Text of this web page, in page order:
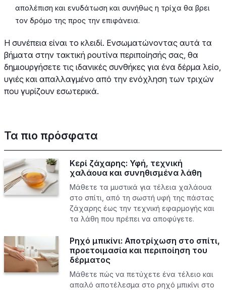
απολέπιση και ενυδάτωση και συνήθως η τρίχα θα βρει
τον δρόμο της προς την επιφάνεια.
Η συνέπεια είναι το κλειδί. Ενσωματώνοντας αυτά τα
βήματα στην τακτική ρουτίνα περιποίησής σας, θα
δημιουργήσετε τις ιδανικές συνθήκες για ένα δέρμα λείο,
υγιές και απαλλαγμένο από την ενόχληση των τριχών
που γυρίζουν εσωτερικά.
Τα πιο πρόσφατα
Κερί ζάχαρης: Υφή, τεχνική
χαλάουα και συνηθισμένα λάθη
Μάθετε τα μυστικά για τέλεια χαλάουα
στο σπίτι, από τη σωστή υφή της πάστας
ζάχαρης έως την τεχνική εφαρμογής και
τα λάθη που πρέπει να αποφύγετε.
Ρηχό μπικίνι: Αποτρίχωση στο σπίτι,
προετοιμασία και περιποίηση του
δέρματος
Μάθετε πώς να πετύχετε ένα τέλειο και
απαλό αποτέλεσμα στο ρηχό μπικίνι στο